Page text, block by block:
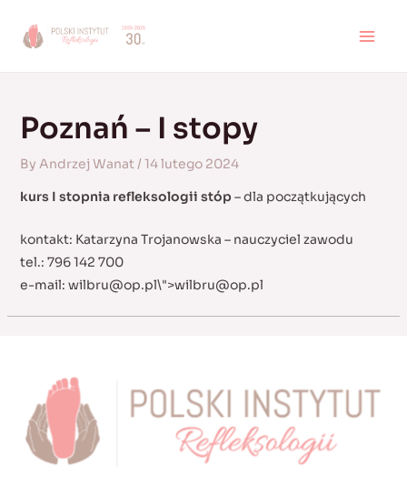
Poznań – I stopy
By Andrzej Wanat/14 lutego 2024
kurs I stopnia refleksologii stóp– dla początkujących
kontakt: Katarzyna Trojanowska – nauczyciel zawodu
tel.: 796 142 700
e-mail: wilbru@op.pl\">wilbru@op.pl